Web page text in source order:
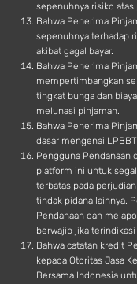
sepenuhnya risiko
Bahwa Penerima
sepenuhnya terhadap
akibat gagal bayar.
Bahwa Penerima
mempertimbangkan
tingkat bunga dan
melunasi pinjaman.
Bahwa Penerima
dasar mengenai
Pengguna Pendanaan
platform ini untuk
terbatas pada
tindak pidana lainnya.
Pendanaan dan
berwajib jika
Bahwa catatan kredit
kepada Otoritas Jasa
Bersama Indonesia